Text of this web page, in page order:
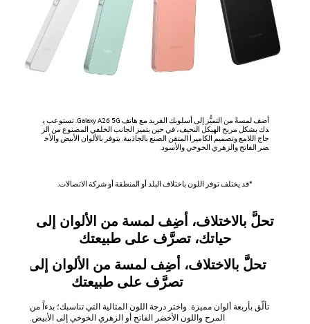
أضف لمسةً من التميُّز إلى أسلوبك الفريد مع هاتف Galaxy A26 5G. تستوعب ي
دك بشكل مريح الهيكل النحيف، في حين يتميز الجانب الخلفي المصنوع من الز
جاج اللامع وتصميم الكاميرا المتقن الصنع بالجاذبية. يتوفر بالألوان الأبيض والأخ
ضر الفاتح والزهري الخوخي والأسود.
*قد يختلف توفر اللون باختلاف البلد أو المنطقة أو شركة الاتصالات.
تحلَّ بالاختلاف، أضِف لمسة من الألوان إلى
حياتك، تصرَّف على طبيعتك
تحلَّ بالاختلاف، أضِف لمسة من الألوان إلى
تصرَّف على طبيعتك
تألّق بأربعة ألوان مميزة. واختر درجة اللون المثالية التي تناسبك؛ بدءاً من اللون
المرح واللون الأخضر الفاتح أو الزهري الخوخي إلى الأبيض.